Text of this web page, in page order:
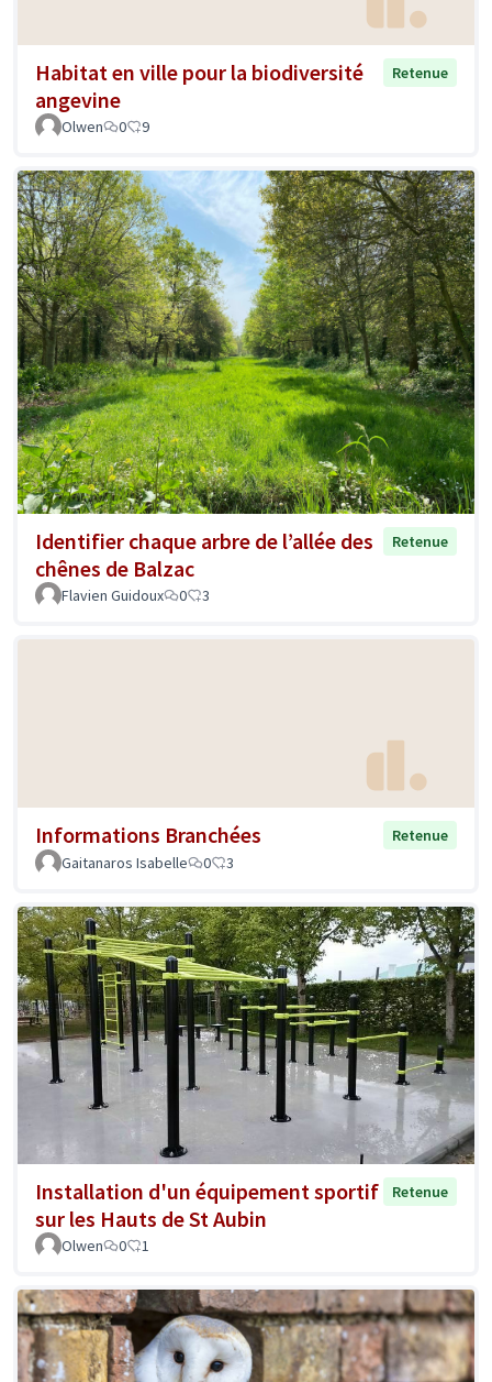
Habitat en ville pour la biodiversité
angevine
Retenue
Olwen 0 9
Identifier chaque arbre de l’allée des
chênes de Balzac
Retenue
Flavien Guidoux 0 3
Informations Branchées
Retenue
Gaitanaros Isabelle
0 3
Installation d'un équipement sportif
sur les Hauts de St Aubin
Retenue
Olwen 0 1